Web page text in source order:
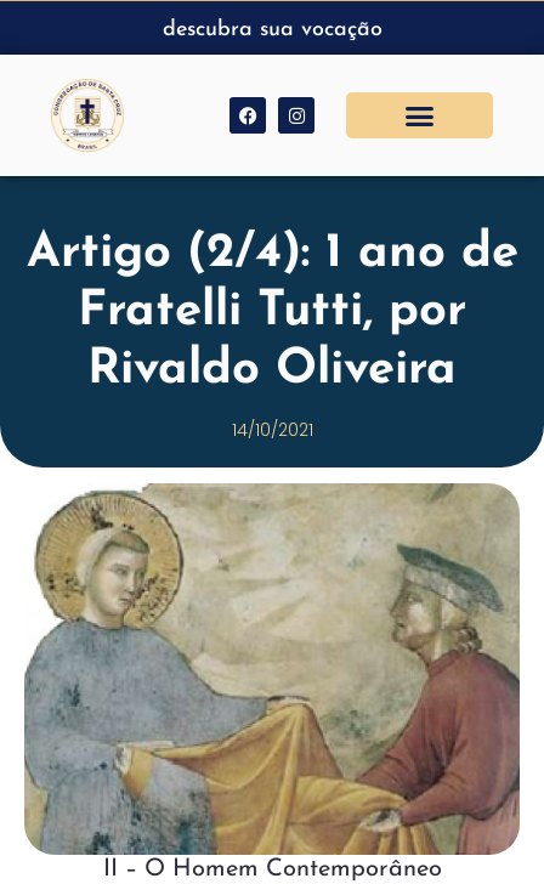
descubra sua vocação
Artigo (2/4): 1 ano de
Fratelli Tutti, por
Rivaldo Oliveira
14/10/2021
II – O Homem Contemporâneo